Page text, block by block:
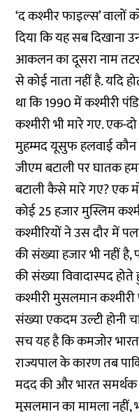
‘द कश्मीर फाइल्स’ वालों
दिया कि यह सब दिखाना
आकलन का दूसरा नाम
से कोई नाता नहीं है. यदि
था कि 1990 में कश्मीरी
कश्मीरी भी मारे गए. एक-
मुहम्मद यूसुफ हलवाई कौन
जीएम बटाली पर घातक
बटाली कैसे मारे गए? एक
कोई 25 हजार मुस्लिम
कश्मीरियों ने उस दौर में
की संख्या हजार भी नहीं
की संख्या विवादास्पद
कश्मीरी मुसलमान
संख्या एकदम उल्टी होनी
सच यह है कि कमजोर
राज्यपाल के कारण तब
मदद की और भारत समर्थक
मुसलमान का मामला नहीं,